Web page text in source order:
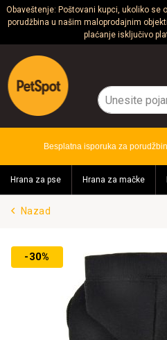
Obaveštenje: Poštovani kupci, ukoliko se
porudžbina u našim maloprodajnim
plaćanje isključivo
Psi
Mačke
Glodari
Akvaristika
Teraristika
Brendovi
Blog
Akcija!
Besplatna isporuka za
Hrana za pse Hrana za mačke
Nazad
-30%